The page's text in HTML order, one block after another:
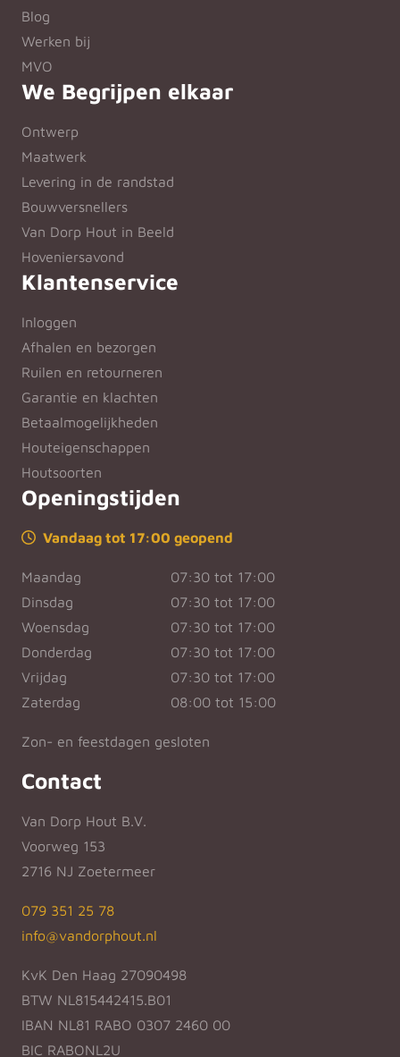
Blog
Werken bij
MVO
We Begrijpen elkaar
Ontwerp
Maatwerk
Levering in de randstad
Bouwversnellers
Van Dorp Hout in Beeld
Hoveniersavond
Klantenservice
Inloggen
Afhalen en bezorgen
Ruilen en retourneren
Garantie en klachten
Betaalmogelijkheden
Houteigenschappen
Houtsoorten
Openingstijden
Vandaag tot 17:00 geopend
Maandag
07:30 tot 17:00
Dinsdag
07:30 tot 17:00
Woensdag
07:30 tot 17:00
Donderdag
07:30 tot 17:00
Vrijdag
07:30 tot 17:00
Zaterdag
08:00 tot 15:00
Zon- en feestdagen gesloten
Contact
Van Dorp Hout B.V.
Voorweg 153
2716 NJ Zoetermeer
079 351 25 78
info@vandorphout.nl
KvK Den Haag 27090498
BTW NL815442415.B01
IBAN NL81 RABO 0307 2460 00
BIC RABONL2U